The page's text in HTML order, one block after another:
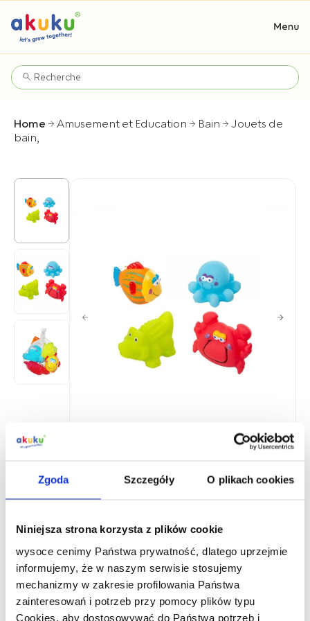
Zgoda Szczegóły O plikach cookies
Niniejsza strona korzysta z plików cookie
wysoce cenimy Państwa prywatność, dlatego uprzejmie
informujemy, że w naszym serwisie stosujemy
mechanizmy w zakresie profilowania Państwa
zainteresowań i potrzeb przy pomocy plików typu
Cookies, aby dostosowywać do Państwa potrzeb i
Home Amusement et Education Bain
Jouets de
bain,
Jouets de bain,
Description du produit
Coopération B2B